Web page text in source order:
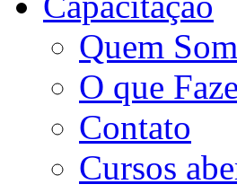
Quem
O que
Contato
Cursos